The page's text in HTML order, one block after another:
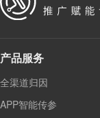
产品服务
全渠道归因
APP智能传参